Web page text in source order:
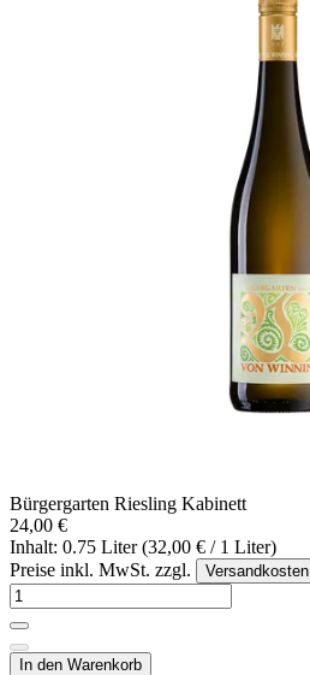
Bürgergarten Riesling Kabinett
24,00 €
Inhalt: 0.75 Liter (32,00 € / 1 Liter)
Preise inkl. MwSt. zzgl.
Versandkosten
In den Warenkorb